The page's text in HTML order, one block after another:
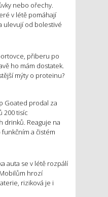
nebo ořechy.
v létě pomáhají
ulevují od bolestivé
přiberu po
ho mám dostatek.
mýty o proteinu?
Goated prodal za
200 tisíc
drinků. Reaguje na
a čistém
auta se v létě rozpálí
hrozí
riziková je i